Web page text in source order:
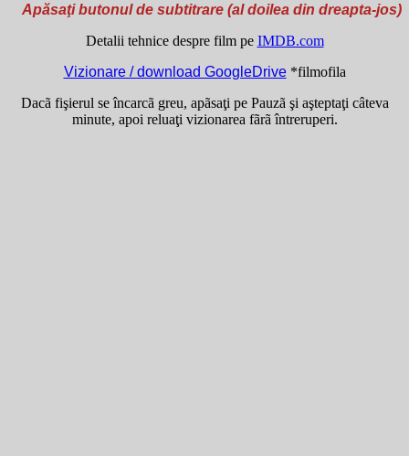
Apăsaţi butonul de subtitrare (al doilea din dreapta-jos)
Detalii tehnice despre film pe IMDB.com
Vizionare / download GoogleDrive*filmofila
Dacã fişierul se încarcã greu, apãsaţi pe Pauzã şi aşteptaţi câteva
minute, apoi reluaţi vizionarea fãrã întreruperi.